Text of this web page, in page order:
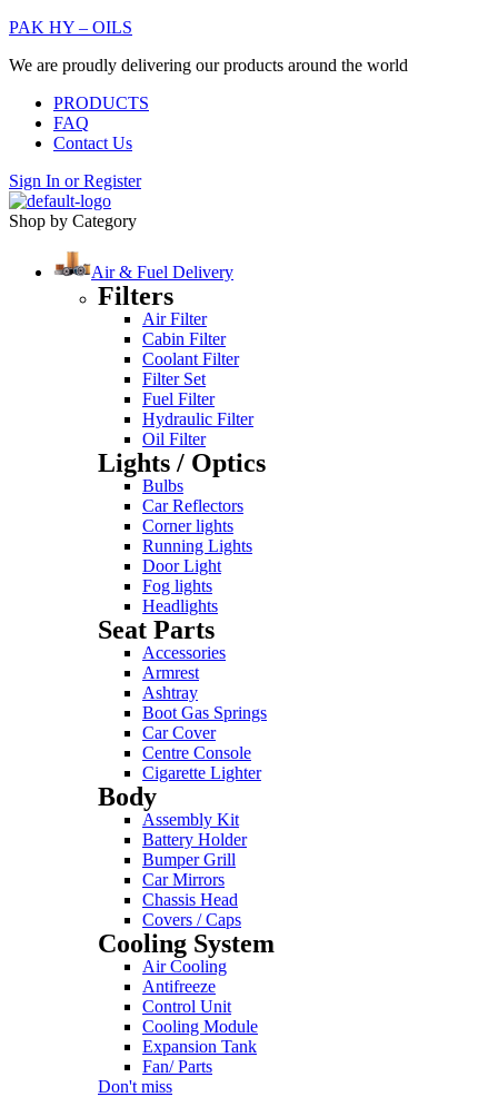
PAK HY – OILS
We are proudly delivering our products around the world
PRODUCTS
FAQ
Contact Us
Sign In orRegister
Shop by Category
Air & Fuel Delivery
Filters
Air Filter
Cabin Filter
Coolant Filter
Filter Set
Fuel Filter
Hydraulic Filter
Oil Filter
Lights / Optics
Bulbs
Car Reflectors
Corner lights
Running Lights
Door Light
Fog lights
Headlights
Seat Parts
Accessories
Armrest
Ashtray
Boot Gas Springs
Car Cover
Centre Console
Cigarette Lighter
Body
Assembly Kit
Battery Holder
Bumper Grill
Car Mirrors
Chassis Head
Covers / Caps
Cooling System
Air Cooling
Antifreeze
Control Unit
Cooling Module
Expansion Tank
Fan/ Parts
Don't miss